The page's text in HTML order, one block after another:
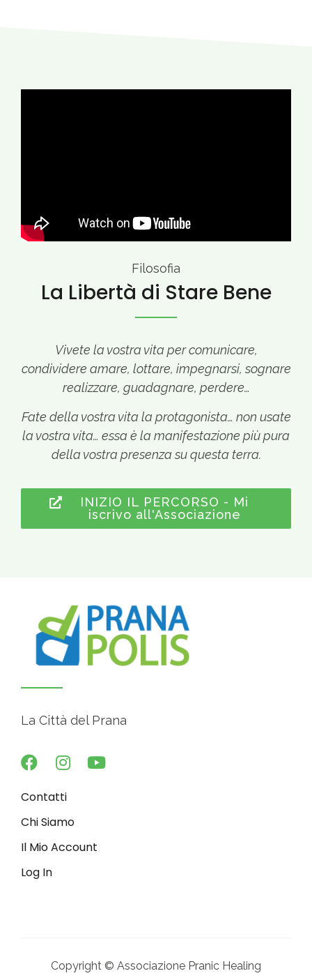
Filosofia
La Libertà di Stare Bene
Vivete la vostra vita per comunicare,
condividere amare, lottare, impegnarsi, sognare
realizzare, guadagnare, perdere…
Fate della vostra vita la protagonista… non usate
la vostra vita… essa è la manifestazione più pura
della vostra presenza su questa terra.
INIZIO IL PERCORSO - Mi
iscrivo all'Associazione
La Città del Prana
Contatti
Chi Siamo
Il Mio Account
Log In
Copyright © Associazione Pranic Healing